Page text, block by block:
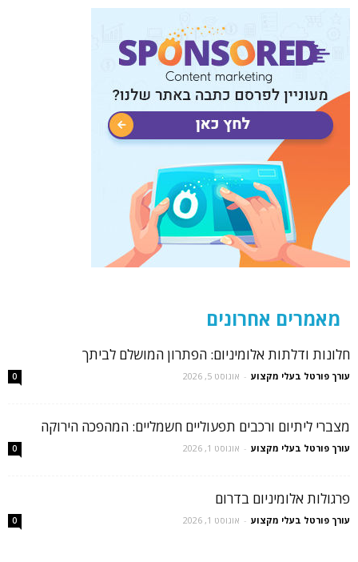
מאמרים אחרונים
חלונות ודלתות אלומיניום: הפתרון המושלם לביתך
עורך פורטל בעלי מקצוע - אוגוסט 5, 2026 0
מצברי ליתיום ורכבים תפעוליים חשמליים: המהפכה הירוקה
עורך פורטל בעלי מקצוע - אוגוסט 1, 2026 0
פרגולות אלומיניום בדרום
עורך פורטל בעלי מקצוע - אוגוסט 1, 2026 0